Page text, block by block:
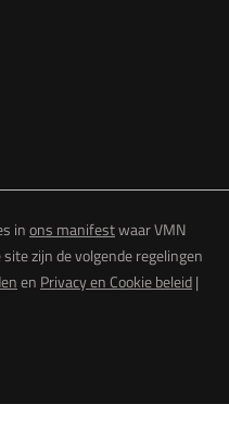
inons manifestwaar VMN
zijn de volgende regelingen
en Privacy en Cookie beleid|